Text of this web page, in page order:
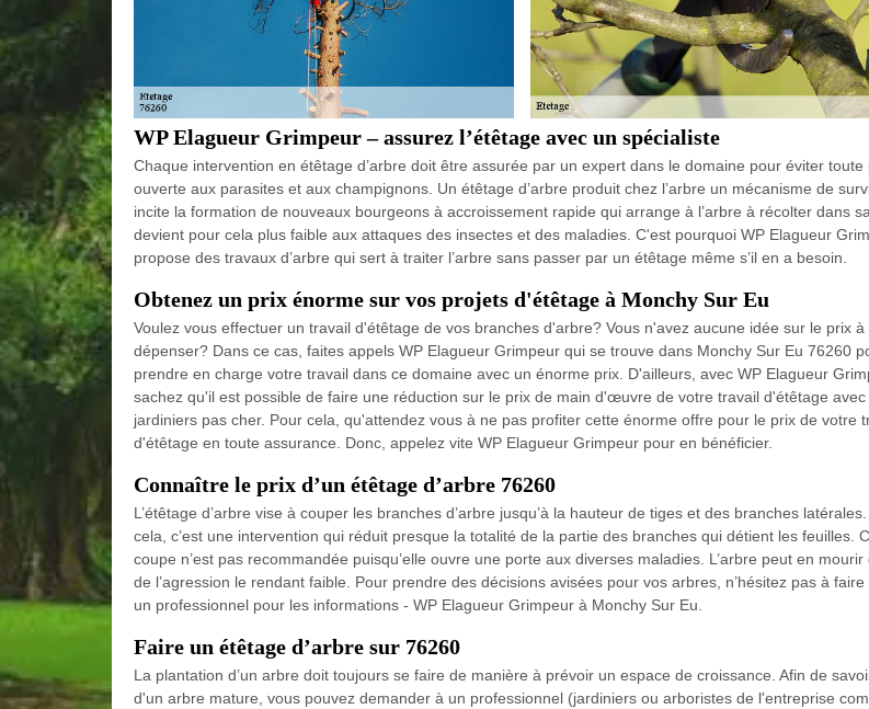
WP Elagueur Grimpeur – assurez l’étêtage avec un spécialiste
Chaque intervention en étêtage d’arbre doit être assurée par un expert dans le domaine pour éviter toute
ouverte aux parasites et aux champignons. Un étêtage d’arbre produit chez l’arbre un mécanisme de
incite la formation de nouveaux bourgeons à accroissement rapide qui arrange à l’arbre à récolter dans
devient pour cela plus faible aux attaques des insectes et des maladies. C'est pourquoi WP Elagueur
propose des travaux d’arbre qui sert à traiter l’arbre sans passer par un étêtage même s’il en a besoin.
Obtenez un prix énorme sur vos projets d'étêtage à Monchy Sur Eu
Voulez vous effectuer un travail d'étêtage de vos branches d'arbre? Vous n'avez aucune idée sur le prix à
dépenser? Dans ce cas, faites appels WP Elagueur Grimpeur qui se trouve dans Monchy Sur Eu 76260
prendre en charge votre travail dans ce domaine avec un énorme prix. D'ailleurs, avec WP Elagueur
sachez qu'il est possible de faire une réduction sur le prix de main d'œuvre de votre travail d'étêtage avec
jardiniers pas cher. Pour cela, qu'attendez vous à ne pas profiter cette énorme offre pour le prix de votre
d'étêtage en toute assurance. Donc, appelez vite WP Elagueur Grimpeur pour en bénéficier.
Connaître le prix d’un étêtage d’arbre 76260
L’étêtage d’arbre vise à couper les branches d’arbre jusqu’à la hauteur de tiges et des branches
cela, c’est une intervention qui réduit presque la totalité de la partie des branches qui détient les feuilles.
coupe n’est pas recommandée puisqu’elle ouvre une porte aux diverses maladies. L’arbre peut en mourir
de l’agression le rendant faible. Pour prendre des décisions avisées pour vos arbres, n’hésitez pas à
un professionnel pour les informations - WP Elagueur Grimpeur à Monchy Sur Eu.
Faire un étêtage d’arbre sur 76260
La plantation d’un arbre doit toujours se faire de manière à prévoir un espace de croissance. Afin de
d'un arbre mature, vous pouvez demander à un professionnel (jardiniers ou arboristes de l'entreprise